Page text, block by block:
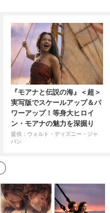
『モアナと伝説の海』＜超＞
実写版でスケールアップ＆パ
ワーアップ！等身大ヒロイ
ン・モアナの魅力を深掘り
提供：ウォルト・ディズニー・ジャ
パン